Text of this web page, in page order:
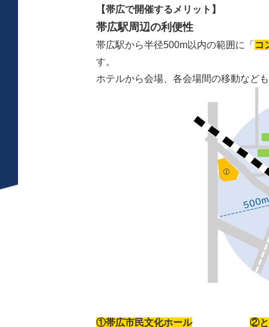
【帯広で開催するメリット】
帯広駅周辺の利便性
帯広駅から半径500m以内の範囲に「 コ
す。
ホテルから会場、各会場間の移動など
①帯広市民文化ホール ②と